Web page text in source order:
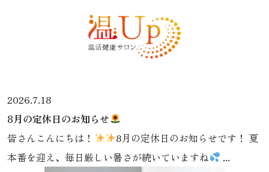
2026.7.18
8月の定休日のお知らせ
皆さんこんにちは！
8月の定休日のお知らせです！ 夏
本番を迎え、毎日厳しい暑さが続いていますね
...